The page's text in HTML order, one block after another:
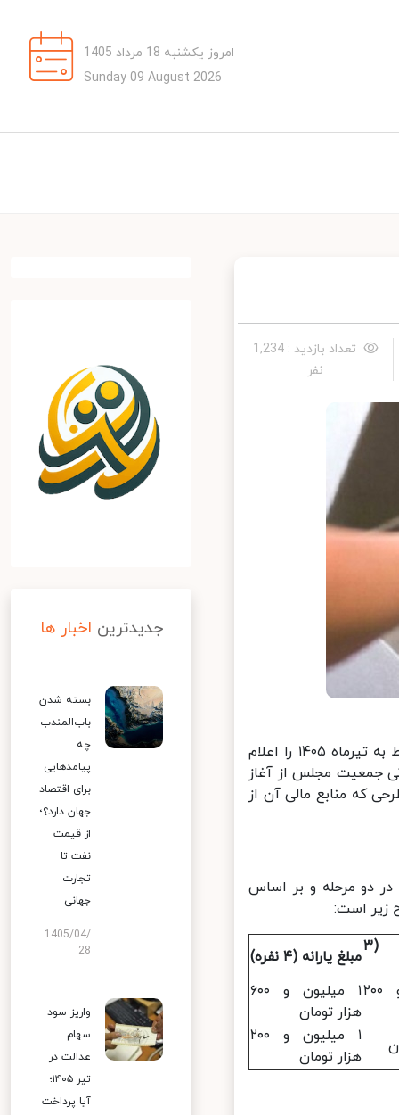
امروز یکشنبه 18 مرداد 1405
Sunday 09 August 2026
تعداد بازدید : 1,234
نفر
سازمان هدفمندی یارانه‌ها جدول زمان‌بندی و مبالغ واریزی یارانه نقدی مربوط به تیرماه ۱۴۰۵ را اعلام
جمعیت مجلس از آغاز
طرحی که منابع مالی آن از
مطابق ماه‌های گذشته در دو مرحله و بر اساس
است:
مبلغ یارانه (۳
مبلغ یارانه (۴ نفره)
۱ میلیون و ۲۰۰
۱ میلیون و ۶۰۰
هزار تومان
۱ میلیون و ۲۰۰
هزار تومان
جدیدترین اخبار ها
بسته شدن
باب‌المندب
چه
پیامدهایی
برای اقتصاد
جهان دارد؟؛
از قیمت
نفت تا
تجارت
جهانی
1405/04/
28
واریز سود
سهام
عدالت در
تیر ۱۴۰۵؛
آیا پرداخت